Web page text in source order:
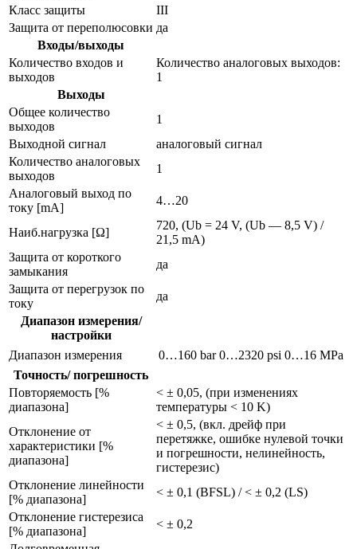
Класс защиты
III
Защита от переполюсовки да
Входы/выходы
Количество входов и
выходов
Количество аналоговых выходов:
1
Выходы
Общее количество
выходов
1
Выходной сигнал
аналоговый сигнал
Количество аналоговых
выходов
1
Аналоговый выход по
току [mA]
4…20
Наиб.нагрузка [Ω]
720, (Ub = 24 V, (Ub — 8,5 V) /
21,5 mA)
Защита от короткого
замыкания
да
Защита от перегрузок по
току
да
Диапазон измерения/
настройки
Диапазон измерения
0…160 bar 0…2320 psi 0…16 MPa
Точность/ погрешность
Повторяемость [%
диапазона]
< ± 0,05, (при изменениях
температуры < 10 K)
Отклонение от
характеристики [%
диапазона]
< ± 0,5, (вкл. дрейф при
перетяжке, ошибке нулевой точки
и погрешности, нелинейность,
гистерезис)
Отклонение линейности
[% диапазона]
< ± 0,1 (BFSL) / < ± 0,2 (LS)
Отклонение гистерезиса
[% диапазона]
< ± 0,2